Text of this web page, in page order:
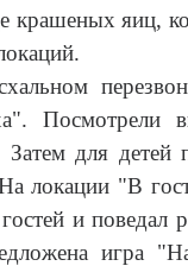
крашеных яиц,
Посмотрели
Затем для детей
локации "В
и поведал
игра